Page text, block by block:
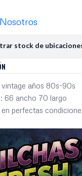
Nosotrosa la lista de
stock de
años 80s-90s
: 66 ancho 70 largo
perfectas